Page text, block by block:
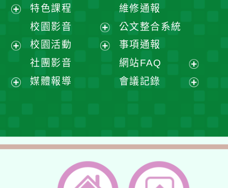
展
開
單
選
選
單
特色課程
校園影音
展
校園活動
社團影音
媒體報導
維修通報
公文整合系統
事項通報
網站FAQ
展
會議記錄
單